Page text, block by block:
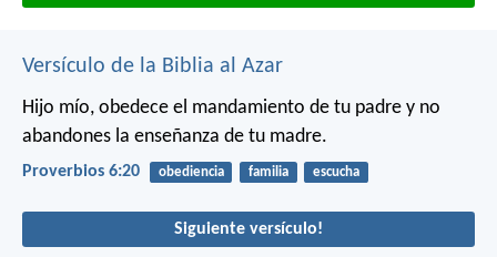
Versículo de la Biblia al Azar
Hijo mío, obedece el mandamiento de tu padre y no
abandones la enseñanza de tu madre.
Proverbios 6:20 obediencia familia escucha
Siguiente versículo!